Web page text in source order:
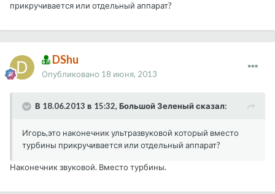
прикручивается или отдельный аппарат?
DShu
Опубликовано 18 июня, 2013
В 18.06.2013 в 15:32, Большой Зеленый сказал:
Игорь,это наконечник ультразвуковой который вместо
турбины прикручивается или отдельный аппарат?
Наконечник звуковой. Вместо турбины.